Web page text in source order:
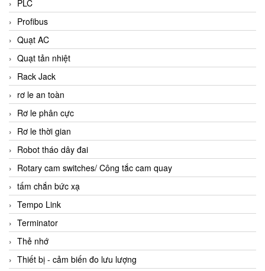
PLC
Profibus
Quạt AC
Quạt tản nhiệt
Rack Jack
rơ le an toàn
Rơ le phân cực
Rơ le thời gian
Robot tháo dây đai
Rotary cam switches/ Công tắc cam quay
tấm chắn bức xạ
Tempo Link
Terminator
Thẻ nhớ
Thiết bị - cảm biến đo lưu lượng